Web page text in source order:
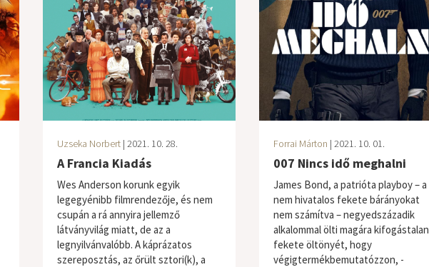
Uzseka Norbert| 2021. 10. 28.
A Francia Kiadás
Wes Anderson korunk egyik
legegyénibb filmrendezője, és nem
csupán a rá annyira jellemző
látványvilág miatt, de az a
legnyilvánvalóbb. A káprázatos
szereposztás, az őrült sztori(k), a
Forrai Márton | 2021. 10. 01.
007 Nincs idő meghalni
James Bond, a patrióta playboy – a
nem hivatalos fekete bárányokat
nem számítva – negyedszázadik
alkalommal ölti magára kifogástalan
fekete öltönyét, hogy
végigtermékbemutatózzon, -